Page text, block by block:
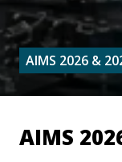
AIMS 2026 &
AIMS